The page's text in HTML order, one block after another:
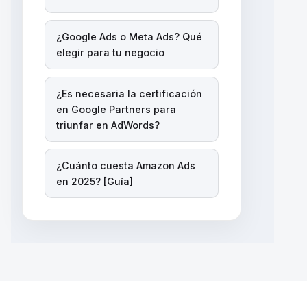
¿Google Ads o Meta Ads? Qué
elegir para tu negocio
¿Es necesaria la certificación
en Google Partners para
triunfar en AdWords?
¿Cuánto cuesta Amazon Ads
en 2025? [Guía]